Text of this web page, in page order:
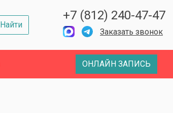
Найти
+7 (812) 240-47-47
Заказать звонок
ОНЛАЙН ЗАПИСЬ